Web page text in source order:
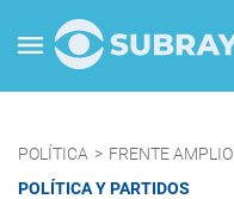
POLÍTICA > FRENTE AMPLIO
POLÍTICA Y PARTIDOS